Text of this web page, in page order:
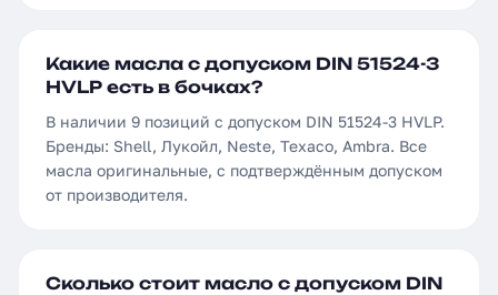
Какие масла с допуском DIN 51524-3
HVLP есть в бочках?
В наличии 9 позиций с допуском DIN 51524-3 HVLP.
Бренды: Shell, Лукойл, Neste, Texaco, Ambra. Все
масла оригинальные, с подтверждённым допуском
от производителя.
Сколько стоит масло с допуском DIN